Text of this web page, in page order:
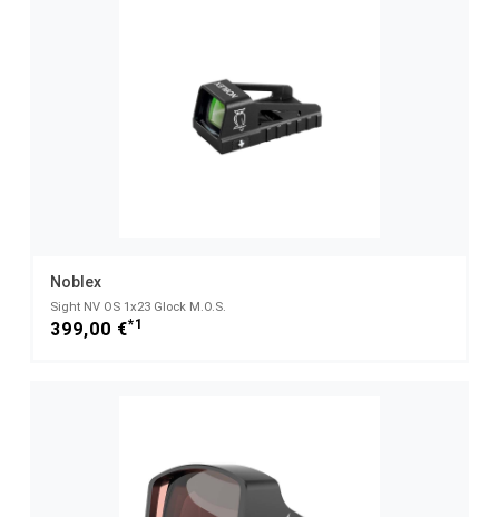
Noblex
Sight NV OS 1x23 Glock M.O.S.
399,00 €*1